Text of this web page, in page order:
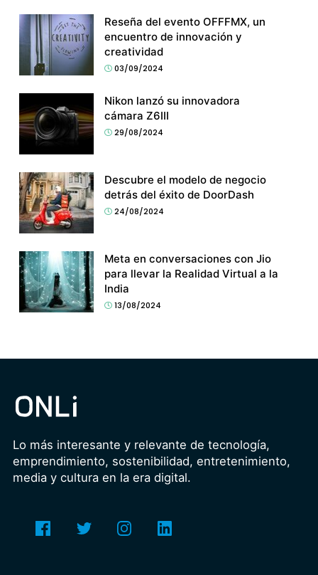
Reseña del evento OFFFMX, un
encuentro de innovación y
creatividad
03/09/2024
Nikon lanzó su innovadora
cámara Z6III
29/08/2024
Descubre el modelo de negocio
detrás del éxito de DoorDash
24/08/2024
Meta en conversaciones con Jio
para llevar la Realidad Virtual a la
India
13/08/2024
Lo más interesante y relevante de tecnología,
emprendimiento, sostenibilidad, entretenimiento,
media y cultura en la era digital.